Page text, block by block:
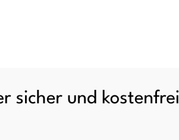
sicher und kostenfrei